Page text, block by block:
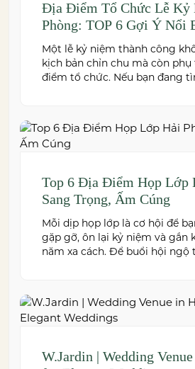
Địa Điểm Tổ Chức Lễ Kỷ
Phòng: TOP 6 Gợi Ý Nổi
Một lễ kỷ niệm thành công
kịch bản chỉn chu mà còn phụ
điểm tổ chức. Nếu bạn đang
ứng nhiều quy mô sự kiện,
Top 6 Địa Điểm Họp Lớp
Sang Trọng, Ấm Cúng
Mỗi dịp họp lớp là cơ hội để
gặp gỡ, ôn lại kỷ niệm và gắn
năm xa cách. Để buổi hội ngộ
W.Jardin | Wedding